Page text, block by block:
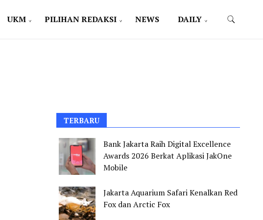
UKM PILIHAN REDAKSI NEWS DAILY
TERBARU
Bank Jakarta Raih Digital Excellence
Awards 2026 Berkat Aplikasi JakOne
Mobile
Jakarta Aquarium Safari Kenalkan Red
Fox dan Arctic Fox